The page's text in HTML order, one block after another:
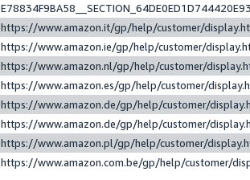
https://www.amazon.it/gp/help/customer/
https://www.amazon.ie/gp/help/customer/
https://www.amazon.nl/gp/help/customer/
https://www.amazon.es/gp/help/customer/
https://www.amazon.de/gp/help/customer/
https://www.amazon.de/gp/help/customer/
https://www.amazon.pl/gp/help/customer/
https://www.amazon.com.be/gp/help/customer/